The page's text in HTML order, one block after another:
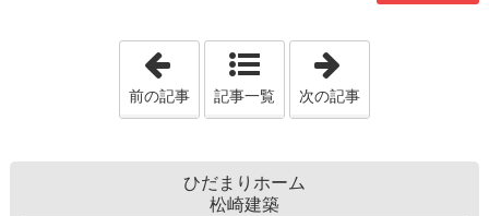
「収納に便利なパントリーをつくりま
前の記事 記事一覧 次の記事
ひだまりホーム
松崎建築